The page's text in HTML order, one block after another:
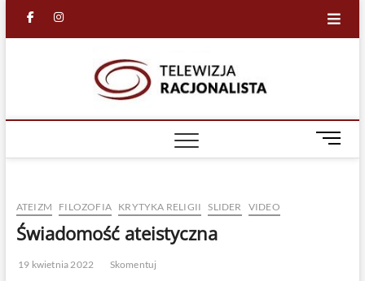
facebook
in
M
e
ATEIZM FILOZOFIA KRYTYKA RELIGII SLIDER VIDEO
Świadomość ateistyczna
19 kwietnia 2022 Skomentuj